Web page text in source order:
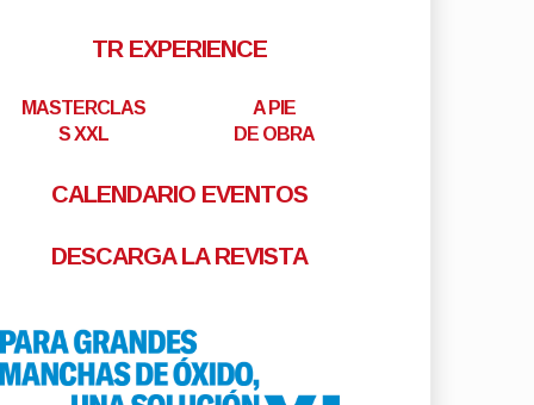
TR EXPERIENCE
MASTERCLAS
S XXL
A PIE
DE OBRA
CALENDARIO EVENTOS
DESCARGA LA REVISTA